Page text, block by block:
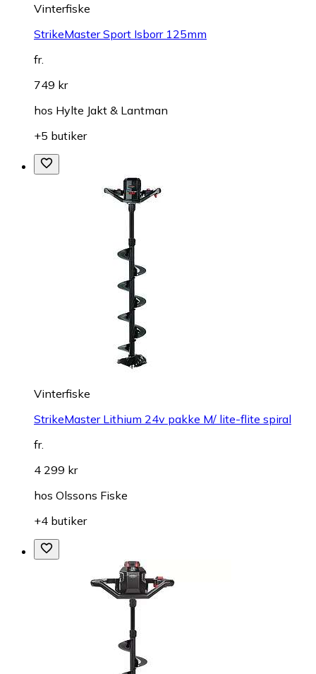
Vinterfiske
StrikeMaster Sport Isborr 125mm
fr.
749 kr
hos Hylte Jakt & Lantman
+5 butiker
Vinterfiske
StrikeMaster Lithium 24v pakke M/ lite-flite spiral
fr.
4 299 kr
hos Olssons Fiske
+4 butiker